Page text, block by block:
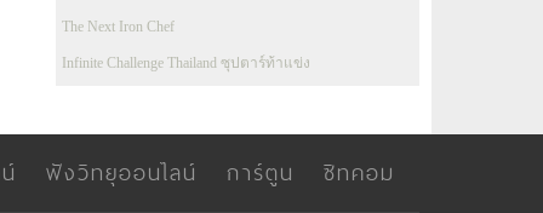
The Next Iron Chef
Infinite Challenge Thailand ซุปตาร์ท้าแข่ง
ฟังวิทยุออนไลน์ การ์ตูน ซิทคอม